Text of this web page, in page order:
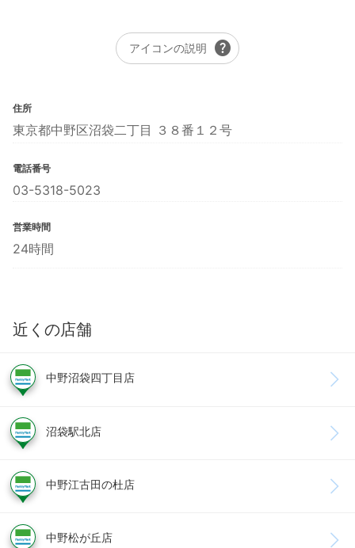
アイコンの説明 help
住所
東京都中野区沼袋二丁目 ３８番１２号
電話番号
03-5318-5023
営業時間
24時間
近くの店舗
中野沼袋四丁目店
沼袋駅北店
中野江古田の杜店
中野松が丘店